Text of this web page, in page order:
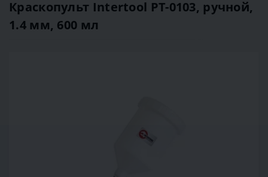
Краскопульт Intertool PT-0103, ручной,
1.4 мм, 600 мл